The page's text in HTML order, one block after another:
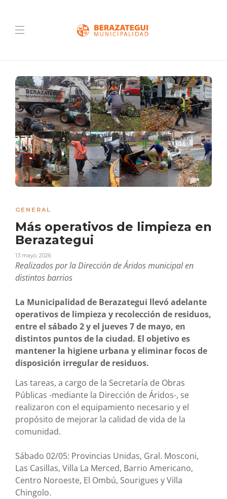
GENERAL
Más operativos de limpieza en
Berazategui
13 mayo, 2026
Realizados por la Dirección de Áridos municipal en
distintos barrios
La Municipalidad de Berazategui llevó adelante
operativos de limpieza y recolección de residuos,
entre el sábado 2 y el jueves 7 de mayo, en
distintos puntos de la ciudad. El objetivo es
mantener la higiene urbana y eliminar focos de
disposición irregular de residuos.
Las tareas, a cargo de la Secretaría de Obras
Públicas -mediante la Dirección de Áridos-, se
realizaron con el equipamiento necesario y el
propósito de mejorar la calidad de vida de la
comunidad.
Sábado 02/05: Provincias Unidas, Gral. Mosconi,
Las Casillas, Villa La Merced, Barrio Americano,
Centro Noroeste, El Ombú, Sourigues y Villa
Chingolo.